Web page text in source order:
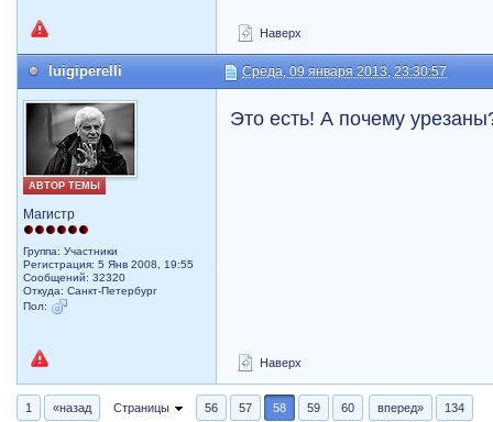
Наверх
luigiperelli Среда, 09 января 2013, 23:30:57
АВТОР ТЕМЫ
Магистр
Группа: Участники
Регистрация: 5 Янв 2008, 19:55
Сообщений: 32320
Откуда: Санкт-Петербург
Пол:
Это есть! А почему
Наверх
1 «назад Страницы 56 57 58 59 60 вперед» 134